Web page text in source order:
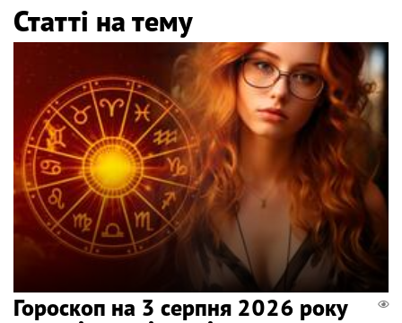
Статті на тему
Гороскоп на 3 серпня 2026 року